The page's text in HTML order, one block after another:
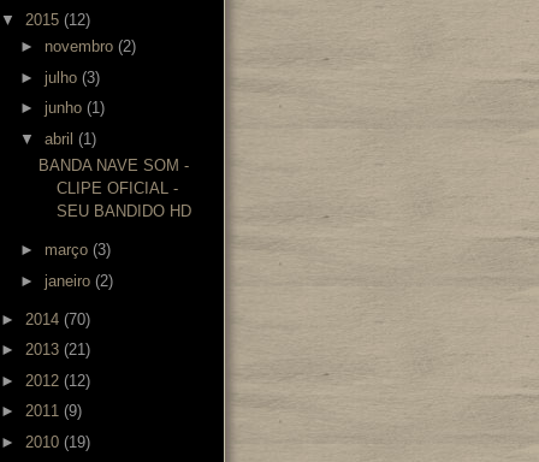
▼ 2015 (12)
► novembro (2)
► julho (3)
► junho (1)
▼ abril (1)
BANDA NAVE SOM -
CLIPE OFICIAL -
SEU BANDIDO HD
► março (3)
► janeiro (2)
► 2014 (70)
► 2013 (21)
► 2012 (12)
► 2011 (9)
► 2010 (19)